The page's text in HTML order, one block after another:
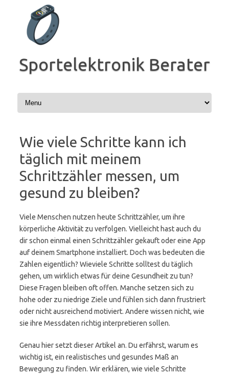
springen
Sportelektronik Berater
Wie viele Schritte kann ich
täglich mit meinem
Schrittzähler messen, um
gesund zu bleiben?
Viele Menschen nutzen heute Schrittzähler, um ihre
körperliche Aktivität zu verfolgen. Vielleicht hast auch du
dir schon einmal einen Schrittzähler gekauft oder eine App
auf deinem Smartphone installiert. Doch was bedeuten die
Zahlen eigentlich? Wieviele Schritte solltest du täglich
gehen, um wirklich etwas für deine Gesundheit zu tun?
Diese Fragen bleiben oft offen. Manche setzen sich zu
hohe oder zu niedrige Ziele und fühlen sich dann frustriert
oder nicht ausreichend motiviert. Andere wissen nicht, wie
sie ihre Messdaten richtig interpretieren sollen.
Genau hier setzt dieser Artikel an. Du erfährst, warum es
wichtig ist, ein realistisches und gesundes Maß an
Bewegung zu finden. Wir erklären, wie viele Schritte